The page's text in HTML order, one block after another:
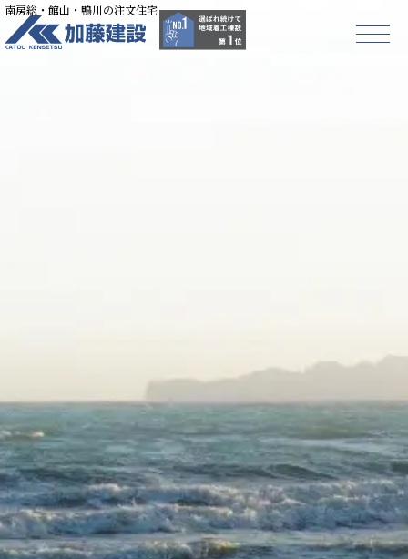
南房総・館山・鴨川の注文住宅